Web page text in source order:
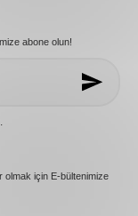
abone olun!
olmak için E-bültenimize